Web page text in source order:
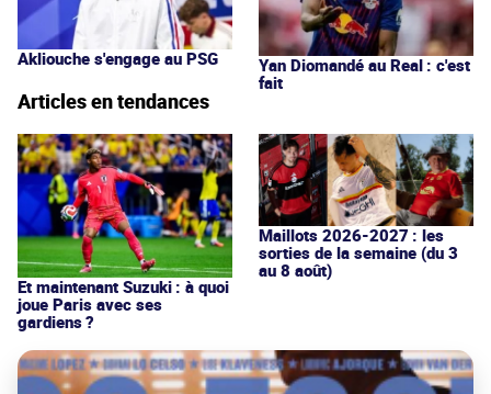
Akliouche s'engage au PSG
Yan Diomandé au Real : c'est
fait
Articles en tendances
Et maintenant Suzuki : à quoi
joue Paris avec ses
gardiens ?
Maillots 2026-2027 : les
sorties de la semaine (du 3
au 8 août)